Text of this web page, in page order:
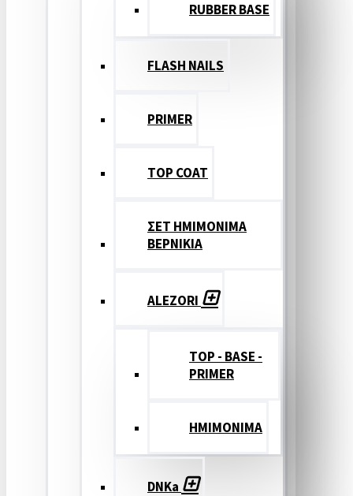
RUBBER BASE
FLASH NAILS
PRIMER
TOP COAT
ΣΕΤ ΗΜΙΜΟΝΙΜΑ
ΒΕΡΝΙΚΙΑ
ALEZORI
TOP - BASE -
PRIMER
ΗΜΙΜΟΝΙΜΑ
DNKa